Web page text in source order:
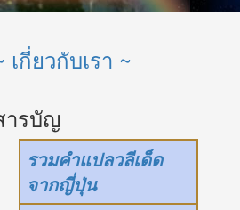
เกี่ยวกับเรา ~
ารบัญ
รวมคำแปลวลีเด็ด
จากญี่ปุ่น